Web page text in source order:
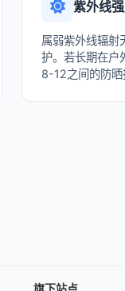
紫外线
属弱紫外线辐射
护。若长期在户
8-12之间的防晒
旗下站点